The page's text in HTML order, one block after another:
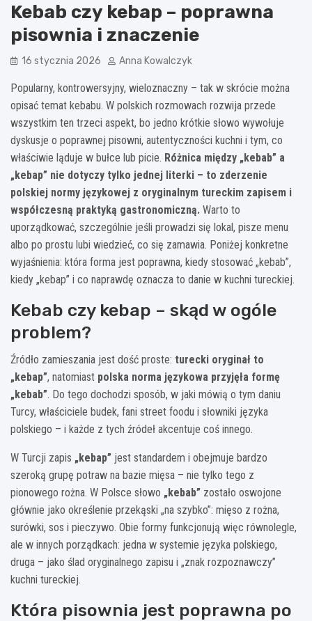
Kebab czy kebap – poprawna
pisownia i znaczenie
16 stycznia 2026 Anna Kowalczyk
Popularny, kontrowersyjny, wieloznaczny – tak w skrócie można
opisać temat kebabu. W polskich rozmowach rozwija przede
wszystkim ten trzeci aspekt, bo jedno krótkie słowo wywołuje
dyskusje o poprawnej pisowni, autentyczności kuchni i tym, co
właściwie ląduje w bułce lub picie. Różnica między „kebab” a
„kebap” nie dotyczy tylko jednej literki – to zderzenie
polskiej normy językowej z oryginalnym tureckim zapisem i
współczesną praktyką gastronomiczną. Warto to
uporządkować, szczególnie jeśli prowadzi się lokal, pisze menu
albo po prostu lubi wiedzieć, co się zamawia. Poniżej konkretne
wyjaśnienia: która forma jest poprawna, kiedy stosować „kebab”,
kiedy „kebap” i co naprawdę oznacza to danie w kuchni tureckiej.
Kebab czy kebap – skąd w ogóle
problem?
Źródło zamieszania jest dość proste: turecki oryginał to
„kebap”, natomiast polska norma językowa przyjęła formę
„kebab”. Do tego dochodzi sposób, w jaki mówią o tym daniu
Turcy, właściciele budek, fani street foodu i słowniki języka
polskiego – i każde z tych źródeł akcentuje coś innego.
W Turcji zapis „kebap” jest standardem i obejmuje bardzo
szeroką grupę potraw na bazie mięsa – nie tylko tego z
pionowego rożna. W Polsce słowo „kebab” zostało oswojone
głównie jako określenie przekąski „na szybko”: mięso z rożna,
surówki, sos i pieczywo. Obie formy funkcjonują więc równolegle,
ale w innych porządkach: jedna w systemie języka polskiego,
druga – jako ślad oryginalnego zapisu i „znak rozpoznawczy”
kuchni tureckiej.
Która pisownia jest poprawna po